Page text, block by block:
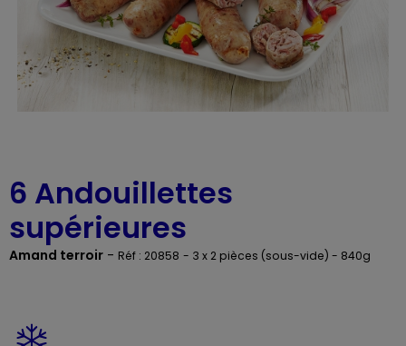
6 Andouillettes
supérieures
Amand terroir - Réf : 20858 - 3 x 2 pièces (sous-vide) - 840g